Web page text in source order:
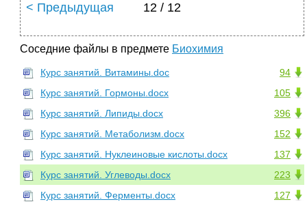
< Предыдущая 12 / 12
Соседние файлы в предмете Биохимия
94
Курс занятий. Витамины.doc
105
Курс занятий. Гормоны.docx
396
Курс занятий. Липиды.docx
152
Курс занятий. Метаболизм.docx
137
Курс занятий. Нуклеиновые кислоты.docx
223
Курс занятий. Углеводы.docx
127
Курс занятий. Ферменты.docx